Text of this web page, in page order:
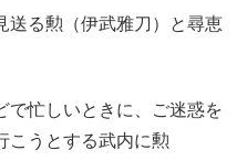
送る勲（伊武雅刀）と尋恵
で忙しいときに、ご迷惑を
こうとする武内に勲